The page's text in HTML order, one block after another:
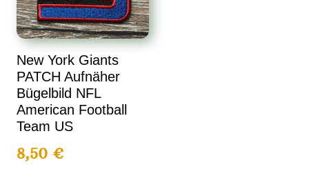
New York Giants
PATCH Aufnäher
Bügelbild NFL
American Football
Team US
8,50€